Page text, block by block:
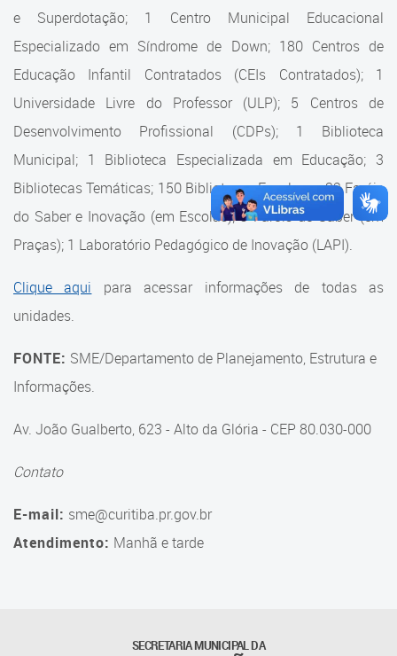
Portal Aprendere
Portal do Servidor
Departamento de Logística
Departamento de Logística
Gerência de Almoxarifado
Gerência de Aquisição e
Gestão Contratual de
Serviços
Gerência de Contratos
Gerência de Limpeza e
Suporte aos Contratos
Gerência de Segurança
Gerência de Transporte
Gerência de Transporte para
a Educação Especial - SITES
Tecnologia
e Superdotação; 1 Centro Municipal Educacional
Especializado em Síndrome de Down; 180 Centros de
Educação Infantil Contratados (CEIs Contratados); 1
Universidade Livre do Professor (ULP); 5 Centros de
Desenvolvimento Profissional (CDPs); 1 Biblioteca
Municipal; 1 Biblioteca Especializada em Educação; 3
Bibliotecas Temáticas; 150 Bibliotecas Escolares; 32 Faróis
do Saber e Inovação (em Escolas); 9 Faróis do Saber (em
Praças); 1 Laboratório Pedagógico de Inovação (LAPI).
Clique aqui para acessar informações de todas as
unidades.
FONTE: SME/Departamento de Planejamento, Estrutura e
Informações.
Av. João Gualberto, 623 - Alto da Glória - CEP 80.030-000
Contato
E-mail: sme@curitiba.pr.gov.br
Atendimento: Manhã e tarde
SECRETARIA MUNICIPAL DA